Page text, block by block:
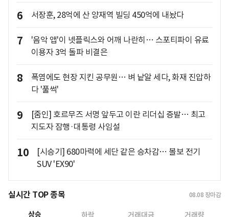
6 서장훈, 28억에 산 양재역 빌딩 450억에 내놨다
7
'음악 앱'이 넷플릭스와 어깨 나란히… 스포티파이 유료
이용자 3억 돌파 비결은
8
폭염에도 현장 지킨 공무원… 벼 낱알 세다, 화재 진압하
다 '풀썩'
9
[줌인] 호르무즈 서명 앞두고 이란 리더십 증발… 최고
지도자 잠행·대통령 사임설
10
[시승기] 680마력에 세단 같은 승차감… 볼보 전기
SUV 'EX90'
실시간 TOP 종목 08.08 장마감
상승 하락 거래대금 거래량